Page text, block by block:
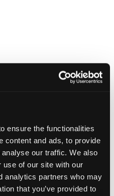
ensure the functionalities
content and ads, to provide
our traffic. We also
use of our site with our
analytics partners who may
that you’ve provided to
medioambientales
Free - Libre de cloro